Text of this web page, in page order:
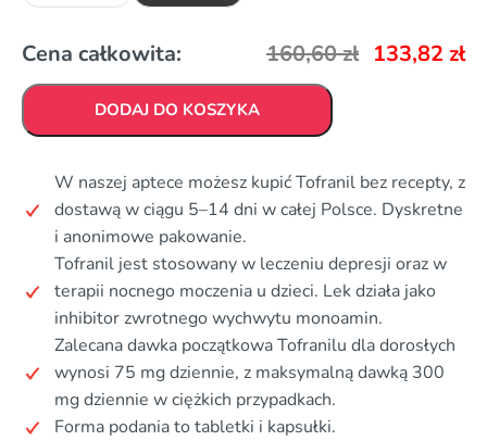
Cena całkowita: 160,60zł 133,82 zł
DODAJ DO KOSZYKA
W naszej aptece możesz kupić Tofranil bez recepty, z
dostawą w ciągu 5–14 dni w całej Polsce. Dyskretne
i anonimowe pakowanie.
Tofranil jest stosowany w leczeniu depresji oraz w
terapii nocnego moczenia u dzieci. Lek działa jako
inhibitor zwrotnego wychwytu monoamin.
Zalecana dawka początkowa Tofranilu dla dorosłych
wynosi 75 mg dziennie, z maksymalną dawką 300
mg dziennie w ciężkich przypadkach.
Forma podania to tabletki i kapsułki.